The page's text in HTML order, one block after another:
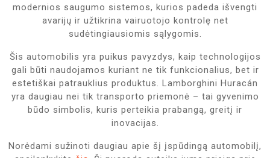
modernios saugumo sistemos, kurios padeda išvengti
avarijų ir užtikrina vairuotojo kontrolę net
sudėtingiausiomis sąlygomis.
Šis automobilis yra puikus pavyzdys, kaip technologijos
gali būti naudojamos kuriant ne tik funkcionalius, bet ir
estetiškai patrauklius produktus. Lamborghini Huracán
yra daugiau nei tik transporto priemonė – tai gyvenimo
būdo simbolis, kuris perteikia prabangą, greitį ir
inovacijas.
Norėdami sužinoti daugiau apie šį įspūdingą automobilį,